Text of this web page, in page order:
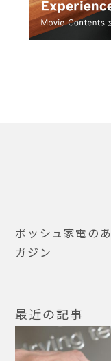
ボッシュ家電の
ガジン
最近の記事